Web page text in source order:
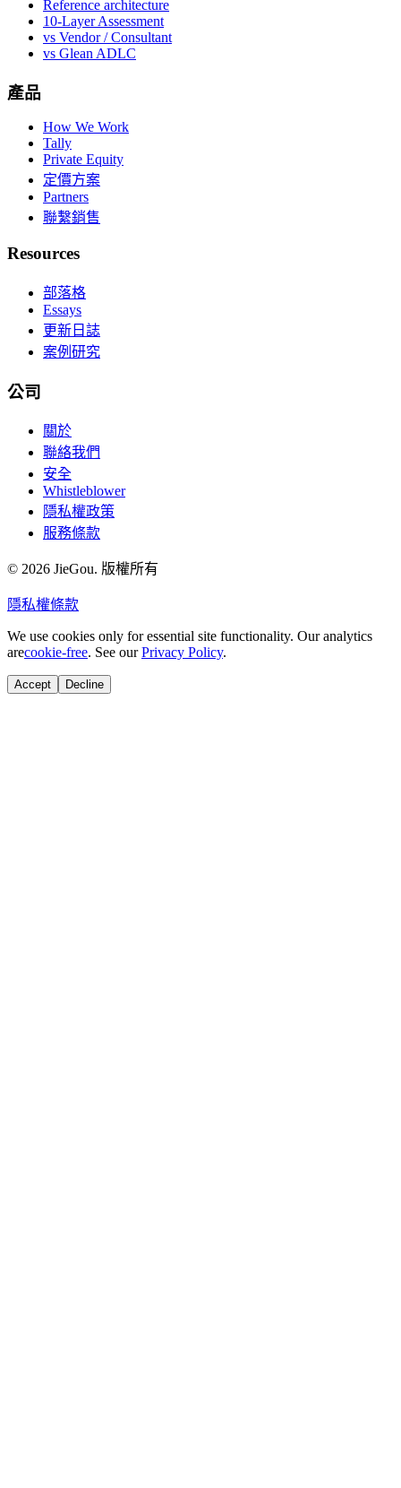
Reference architecture
10-Layer Assessment
vs Vendor / Consultant
vs Glean ADLC
產品
How We Work
Tally
Private Equity
定價方案
Partners
聯繫銷售
Resources
部落格
Essays
更新日誌
案例研究
公司
關於
聯絡我們
安全
Whistleblower
隱私權政策
服務條款
© 2026 JieGou. 版權所有
隱私權條款
We use cookies only for essential site functionality. Our analytics
arecookie-free. See ourPrivacy Policy.
Accept Decline